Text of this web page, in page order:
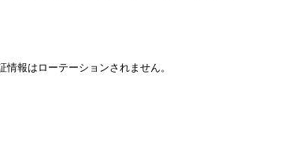
報はローテーションされません。